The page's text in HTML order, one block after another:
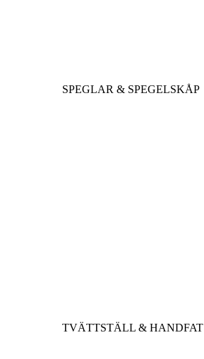
SPEGLAR & SPEGELSKÅP
TVÄTTSTÄLL & HANDFAT